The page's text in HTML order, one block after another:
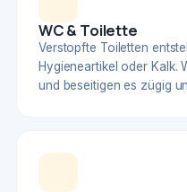
WC & Toilette
Verstopfte Toiletten
Hygieneartikel oder Kalk.
und beseitigen es zügig